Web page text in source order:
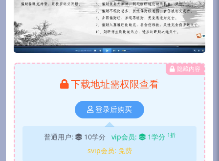
隐藏内容
下载地址需权限查看
登录后购买
普通用户: 10学分 vip会员: 1学分 1折
svip会员: 免费